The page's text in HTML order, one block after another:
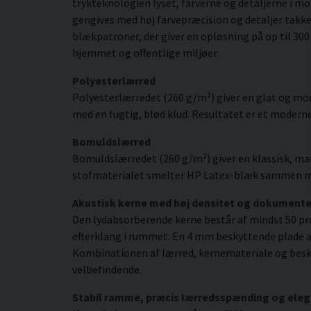
gengives med høj farvepræcision og detaljer
blækpatroner, der giver en opløsning på op til
hjemmet og offentlige miljøer.
Polyesterlærred
Polyesterlærredet (260 g/m²) giver en glat og
med en fugtig, blød klud. Resultatet er et
Bomuldslærred
Bomuldslærredet (260 g/m²) giver en klassisk,
stofmaterialet smelter HP Latex-blæk sammen
Akustisk kerne med høj densitet og
Den lydabsorberende kerne består af mindst 50
efterklang i rummet. En 4 mm beskyttende
Kombinationen af lærred, kernemateriale og
velbefindende.
Stabil ramme, præcis lærredsspænding og